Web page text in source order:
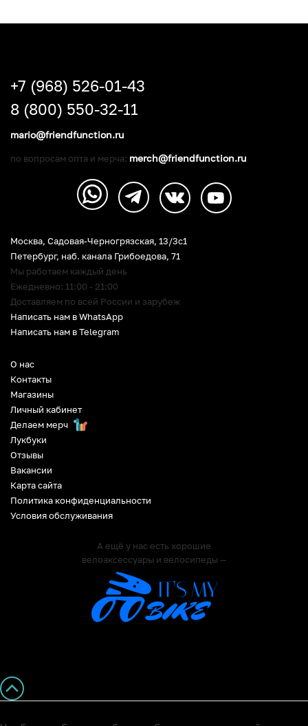
О нас
Контакты
Магазины
Личный кабинет
Делаем мерч
Лукбуки
Отзывы
Вакансии
Карта сайта
Политика конфиденциальности
Условия обслуживания
А ещё у нас есть хорошие
велоаксессуары и велосипеды —
Москва, Садовая-Черногрязская, 13/3c1
Петербург, наб. канала Грибоедова, 71
Мы работаем каждый день
Ежедневно: 11:00 - 21:00
Доставляем по всей России и зарубеж
Написать нам в WhatsApp
Написать нам в Telegram
+7 (968) 526-01-43
8 (800) 550-32-11
mario@friendfunction.ru
по вопросам опта и мерча: merch@friendfunction.ru